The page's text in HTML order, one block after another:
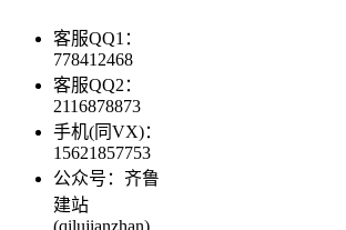
客服QQ1：
778412468
客服QQ2：
2116878873
手机(同VX)：
15621857753
公众号：齐鲁
建站
(qilujianzhan)